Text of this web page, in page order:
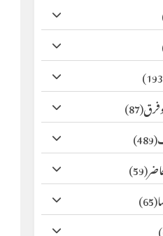
(87)
(489)
(59)
(65)